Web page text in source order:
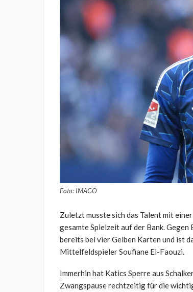
Foto: IMAGO
Zuletzt musste sich das Talent mit
gesamte Spielzeit auf der Bank.
bereits bei vier Gelben Karten und ist
Mittelfeldspieler Soufiane El-Faouzi.
Immerhin hat Katics Sperre aus
Zwangspause rechtzeitig für die